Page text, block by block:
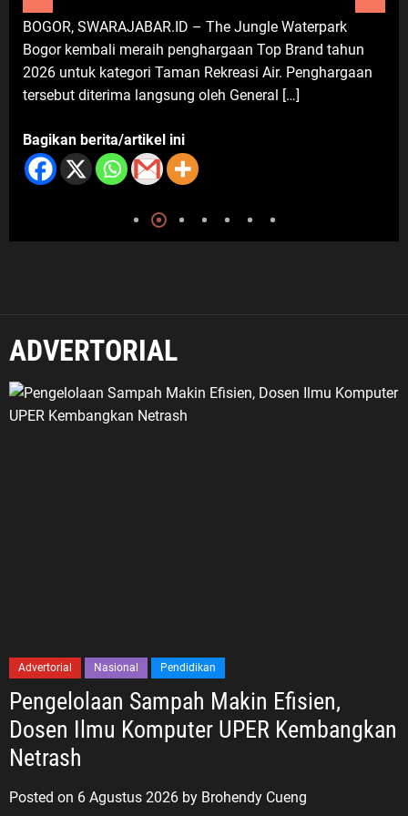
Pengabdian yang Nyata untuk
Masyarakat
– The Jungle Waterpark
penghargaan Top Brand tahun
Taman Rekreasi Air. Penghargaan
oleh General […]
ini
DEPOK,
Perumahan Griya
Kecamatan
Gridea pada
kuliner ini […]
ADVERTORIAL
Advertorial Nasional Pendidikan
Pengelolaan Sampah Makin Efisien,
Dosen Ilmu Komputer UPER Kembangkan
Netrash
Posted on 6 Agustus 2026 by Brohendy Cueng